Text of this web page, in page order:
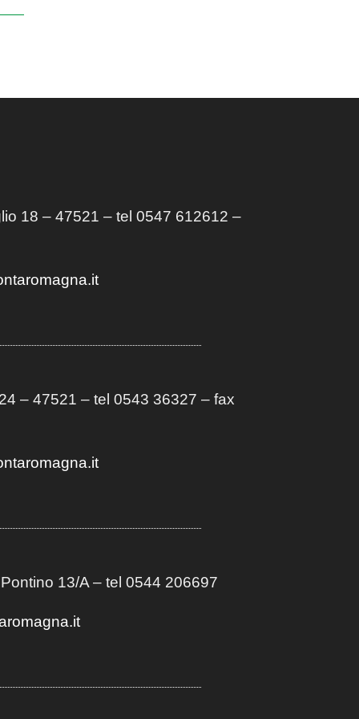
18 – 47521 – tel 0547 612612 –
– 47521 – tel 0543 36327 – fax
13/A– tel 0544 206697